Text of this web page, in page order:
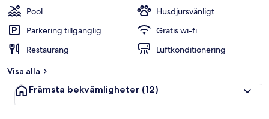
Pool
Husdjursvänligt
Parkering tillgänglig
Gratis wi-fi
Restaurang
Luftkonditionering
Visa alla
Främsta bekvämligheter (12)